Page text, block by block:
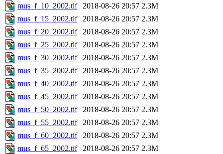
mus_f_10_2002.tif
2018-08-26 20:57 2.3M
mus_f_15_2002.tif
2018-08-26 20:57 2.3M
mus_f_20_2002.tif
2018-08-26 20:57 2.3M
mus_f_25_2002.tif
2018-08-26 20:57 2.3M
mus_f_30_2002.tif
2018-08-26 20:57 2.3M
mus_f_35_2002.tif
2018-08-26 20:57 2.3M
mus_f_40_2002.tif
2018-08-26 20:57 2.3M
mus_f_45_2002.tif
2018-08-26 20:57 2.3M
mus_f_50_2002.tif
2018-08-26 20:57 2.3M
mus_f_55_2002.tif
2018-08-26 20:57 2.3M
mus_f_60_2002.tif
2018-08-26 20:57 2.3M
mus_f_65_2002.tif
2018-08-26 20:57 2.3M